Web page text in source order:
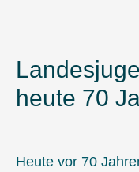
heute 70
Heute vor 70